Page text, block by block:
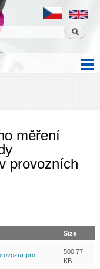
měření
provozních
Size
pro
500.77
KB